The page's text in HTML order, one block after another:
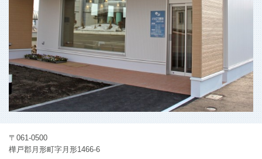
〒061-0500
樺戸郡月形町字月形1466-6